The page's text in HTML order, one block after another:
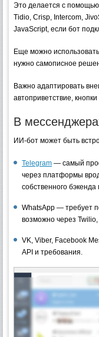
Это делается с
Tidio, Crisp, Intercom,
JavaScript, если бот
Еще можно
нужно самописное
Важно адаптировать
автоприветствие,
В
ИИ-бот может быть
Telegram — самый
через платформы
собственного
WhatsApp — требует
возможно через
VK, Viber, Facebook
API и требования.